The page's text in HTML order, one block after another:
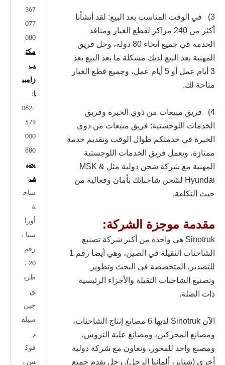
367
077
080
مكت
ب
زامبي
ا:
+062
579
000
880
يضي
ف:
ساح
ة
أورا
سيا ،
رقم
20 ،
طري
ق
جين
سيلف
ر
فوك
س ،
3) في الوقت المناسب بعد البيع: لقد أنشأنا
أكثر من 240 مراكز لقطع الغيار ومنافذ
الخدمة في جميع أنحاء 80 دولة، وحل فريق
المهنية بعد البيع لديك مشكلة ما بعد البيع بعد
3 أيام عمل أو 5 أيام عمل، وجميع قطع الغيار
متاحة لك.
4) فريق مبيعات من ذوي الخبرة وفريق
الخدمات اللوجستية: فريق مبيعات من ذوي
الخبرة في خدمتكم طوال الوقت وتقديم خدمة
ممتازة، ويعمل فريق الخدمات اللوجستية
المهنية مع شركة شحن دولية مثل MSK &
Hyundai لشحن شاحناتك بأمان وفعالية من
حيث التكلفة.
مقدمة موجزة الشركة:
Sinotruk هي واحدة من أكبر شركة تصنيع
الشاحنات الثقيلة في الصين، وهي أيضا رقم 1
للتصدير، المتخصصة في البحث وتطوير
وتصنيع الشاحنات الثقيلة والأجزاء الرئيسية
ذات الصلة.
الآن Sinotruk لديها 6 مصانع إنتاج الشاحنات،
ومصانع المحركين، ومصانع علبة التروس،
ومصنع واحد للمحور، وتعاون مع شركة دولية
أخرى (شتاير، ألمانيا الرجل). رجل يقدم جميع